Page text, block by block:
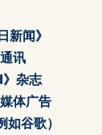
新闻》
讯
杂志
体广告
谷歌）